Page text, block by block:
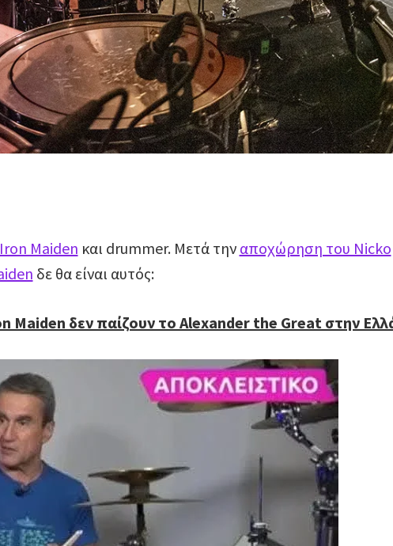
Iron Maiden και drummer. Μετά την αποχώρηση του Nicko
δε θα είναι αυτός:
Maiden δεν παίζουν το Alexander the Great στην